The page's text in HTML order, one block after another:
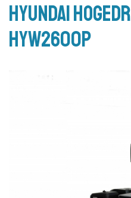
HYUNDAI
HYW2600P